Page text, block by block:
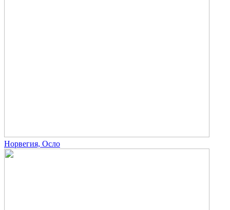
Норвегия, Осло